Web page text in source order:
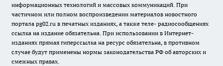
информационных технологий и массовых коммуникаций. При
частичном или полном воспроизведении материалов новостного
портала pg02.ru в печатных изданиях, а также теле- радиосообщениях
ссылка на издание обязательна. При использовании в Интернет-
изданиях прямая гиперссылка на ресурс обязательна, в противном
случае будут применены нормы законодательства РФ об авторских и
смежных правах.